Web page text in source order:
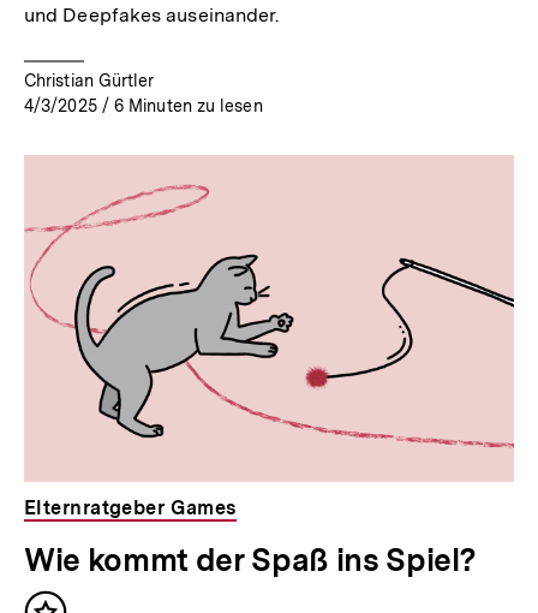
und Deepfakes auseinander.
Christian Gürtler
4/3/2025 / 6 Minuten zu lesen
Elternratgeber Games
Wie kommt der Spaß ins Spiel?